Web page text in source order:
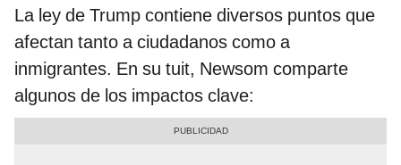
La ley de Trump contiene diversos puntos que
afectan tanto a ciudadanos como a
inmigrantes. En su tuit, Newsom comparte
algunos de los impactos clave: